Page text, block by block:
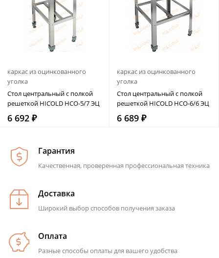
каркас из оцинкованного
уголка
Стол центральный с полкой
решеткой HICOLD НСО-5/7 ЭЦ
6 692 ₽
каркас из оцинкованного
уголка
Стол центральный с полкой
решеткой HICOLD НСО-6/6 ЭЦ
6 689 ₽
Гарантия
Качественная, проверенная профессиональная техника
Доставка
Широкий выбор способов получения заказа
Оплата
Разные способы оплаты для вашего удобства